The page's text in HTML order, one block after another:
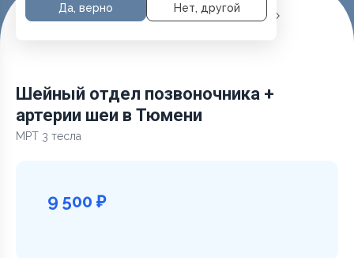
Да, верно Нет, другой
Главная Услуги и цены МРТ Позвоночника
Шейный отдел позвоночника +
артерии шеи в Тюмени
МРТ 3 тесла
9 500 ₽